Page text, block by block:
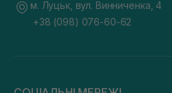
м. Луцьк, вул. Винниченка, 4
+38 (098) 076-60-62